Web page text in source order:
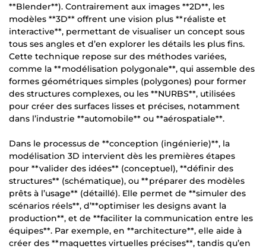
**Blender**). Contrairement aux images **2D**, les
modèles **3D** offrent une vision plus **réaliste et
interactive**, permettant de visualiser un concept sous
tous ses angles et d’en explorer les détails les plus fins.
Cette technique repose sur des méthodes variées,
comme la **modélisation polygonale**, qui assemble des
formes géométriques simples (polygones) pour former
des structures complexes, ou les **NURBS**, utilisées
pour créer des surfaces lisses et précises, notamment
dans l’industrie **automobile** ou **aérospatiale**.
Dans le processus de **conception (ingénierie)**, la
modélisation 3D intervient dès les premières étapes
pour **valider des idées** (conceptuel), **définir des
structures** (schématique), ou **préparer des modèles
prêts à l’usage** (détaillé). Elle permet de **simuler des
scénarios réels**, d’**optimiser les designs avant la
production**, et de **faciliter la communication entre les
équipes**. Par exemple, en **architecture**, elle aide à
créer des **maquettes virtuelles précises**, tandis qu’en